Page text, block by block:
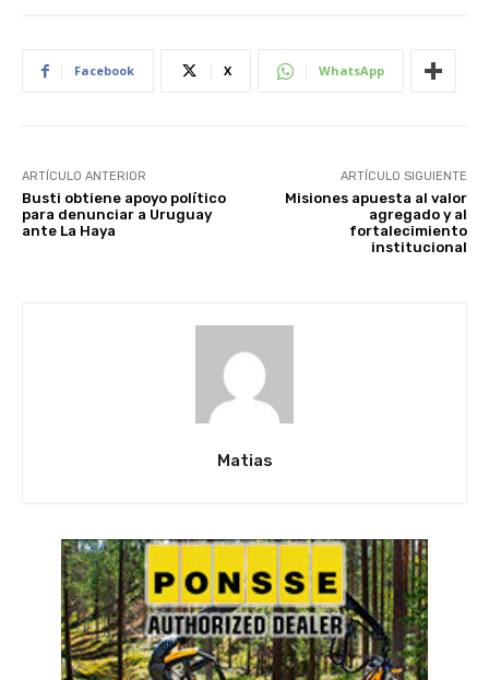
Facebook X WhatsApp
ARTÍCULO ANTERIOR
Busti obtiene apoyo político
para denunciar a Uruguay
ante La Haya
ARTÍCULO SIGUIENTE
Misiones apuesta al valor
agregado y al
fortalecimiento
institucional
Matias